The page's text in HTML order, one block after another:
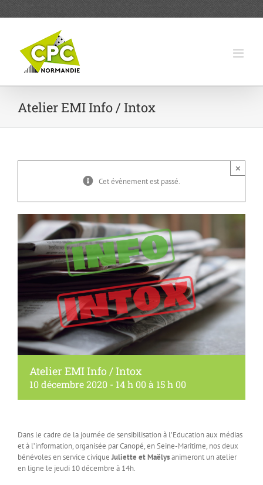
Atelier EMI Info / Intox
Cet évènement est passé.
×
Atelier EMI Info / Intox
10 décembre 2020 - 14 h 00à 15 h 00
Dans le cadre de la journée de sensibilisation à l’Education aux médias
et à l’information, organisée par Canopé, en Seine-Maritime, nos deux
bénévoles en service civique Juliette et Maëlysanimeront un atelier
en ligne le jeudi 10 décembre à 14h.